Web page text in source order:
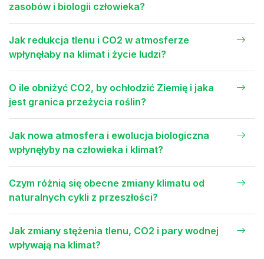
zasobów i biologii człowieka?
Jak redukcja tlenu i CO2 w atmosferze
wpłynęłaby na klimat i życie ludzi?
O ile obniżyć CO2, by ochłodzić Ziemię i jaka
jest granica przeżycia roślin?
Jak nowa atmosfera i ewolucja biologiczna
wpłynęłyby na człowieka i klimat?
Czym różnią się obecne zmiany klimatu od
naturalnych cykli z przeszłości?
Jak zmiany stężenia tlenu, CO2 i pary wodnej
wpływają na klimat?